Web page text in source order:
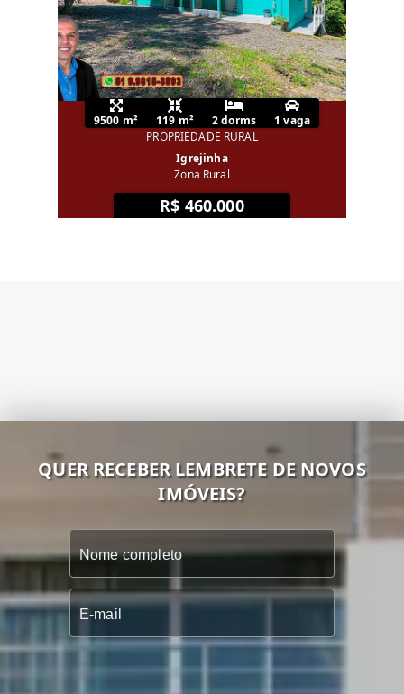
9500 m² 119 m² 2 dorms
1 vaga
PROPRIEDADE RURAL
Igrejinha
Zona Rural
R$ 460.000
QUER RECEBER LEMBRETE DE NOVOS
IMÓVEIS?